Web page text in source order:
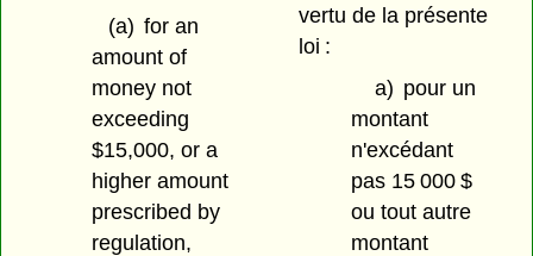
(a) for an
amount of
money not
exceeding
$15,000, or a
higher amount
prescribed by
regulation,
vertu de la présente
loi :
a) pour un
montant
n'excédant
pas 15 000 $
ou tout autre
montant